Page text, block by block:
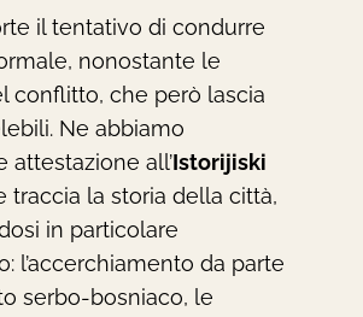
il tentativo di condurre
nonostante le
conflitto, che però lascia
Ne abbiamo
attestazione all’Istorijiski
traccia la storia della città,
in particolare
l’accerchiamento da parte
serbo-bosniaco, le